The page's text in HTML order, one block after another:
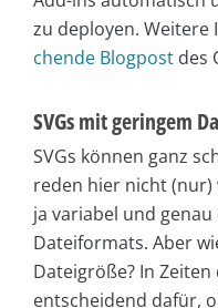
zu deployen.
chende Blogpost des
SVGs mit geringem
SVGs können ganz
reden hier nicht (nur)
ja variabel und
Dateiformats. Aber
Dateigröße? In
entscheidend dafür,